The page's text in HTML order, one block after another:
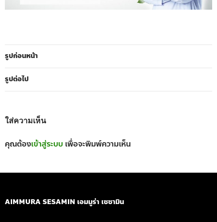
รูปก่อนหน้า
รูปต่อไป
ใส่ความเห็น
คุณต้องเข้าสู่ระบบ เพื่อจะพิมพ์ความเห็น
AIMMURA SESAMIN เอมมูร่า เซซามิน